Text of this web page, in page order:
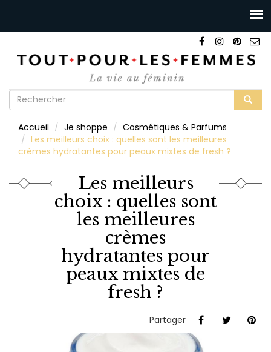
Formulaire
recherche
Accueil Je shoppe
Cosmétiques & Parfums
Les meilleurs choix : quelles sont les meilleures
crèmes hydratantes pour peaux mixtes de fresh ?
Les meilleurs
choix : quelles sont
les meilleures
crèmes
hydratantes pour
peaux mixtes de
fresh ?
Partager